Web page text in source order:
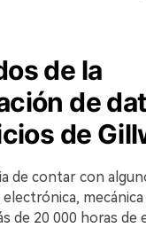
de la
de
de
de contar con
de 20 000 horas de